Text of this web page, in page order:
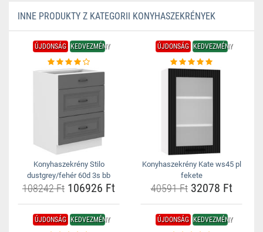
INNE PRODUKTY Z KATEGORII KONYHASZEKRÉNYEK
ÚJDONSÁG KEDVEZMÉNY
Konyhaszekrény Stilo
dustgrey/fehér 60d 3s bb
108242 Ft 106926 Ft
ÚJDONSÁG KEDVEZMÉNY
Konyhaszekrény Kate ws45 pl
fekete
40591 Ft32078 Ft
ÚJDONSÁG KEDVEZMÉNY ÚJDONSÁG KEDVEZMÉNY